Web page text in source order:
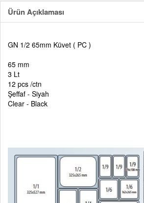
Ürün Açıklaması
GN 1/2 65mm Küvet ( PC )
65 mm
3 Lt
12 pcs /ctn
Şeffaf - Siyah
Clear - Black